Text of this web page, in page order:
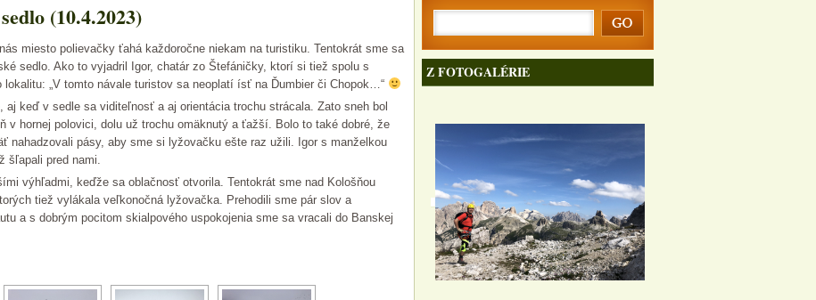
Z FOTOGALÉRIE
(10.4.2023)
miesto polievačky ťahá každoročne niekam na turistiku. Tentokrát sme sa
sedlo. Ako to vyjadril Igor, chatár zo Štefáničky, ktorí si tiež spolu s
lokalitu: „V tomto návale turistov sa neoplatí ísť na Ďumbier či Chopok…“
aj keď v sedle sa viditeľnosť a aj orientácia trochu strácala. Zato sneh bol
v hornej polovici, dolu už trochu omäknutý a ťažší. Bolo to také dobré, že
nahadzovali pásy, aby sme si lyžovačku ešte raz užili. Igor s manželkou
šľapali pred nami.
výhľadmi, keďže sa oblačnosť otvorila. Tentokrát sme nad Kološňou
tiež vylákala veľkonočná lyžovačka. Prehodili sme pár slov a
a s dobrým pocitom skialpového uspokojenia sme sa vracali do Banskej